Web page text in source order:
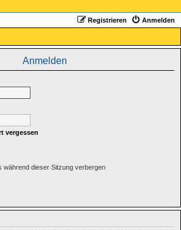
Anmelden
Registrieren
Anmelden
vergessen
während dieser Sitzung verbergen